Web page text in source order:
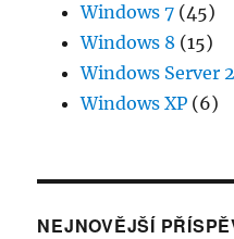
Windows 7 (45)
Windows 8 (15)
Windows Server
Windows XP (6)
NEJNOVĚJŠÍ